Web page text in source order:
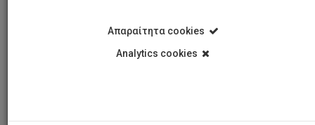
Απαραίτητα cookies
Analytics cookies